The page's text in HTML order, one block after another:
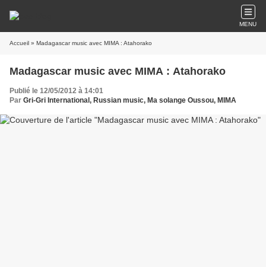
MENU
Accueil » Madagascar music avec MIMA : Atahorako
Madagascar music avec MIMA : Atahorako
Publié le 12/05/2012 à 14:01
Par Gri-Gri International, Russian music, Ma solange Oussou, MIMA